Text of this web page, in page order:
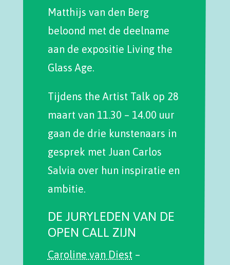
Matthijs van den Berg
beloond met de deelname
aan de expositie Living the
Glass Age.
Tijdens the Artist Talk op 28
maart van 11.30 – 14.00 uur
gaan de drie kunstenaars in
gesprek met Juan Carlos
Salvia over hun inspiratie en
ambitie.
DE JURYLEDEN VAN DE
OPEN CALL ZIJN
Caroline van Diest –